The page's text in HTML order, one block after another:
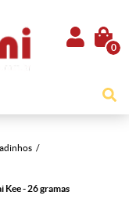
0
Kee - 26 gramas